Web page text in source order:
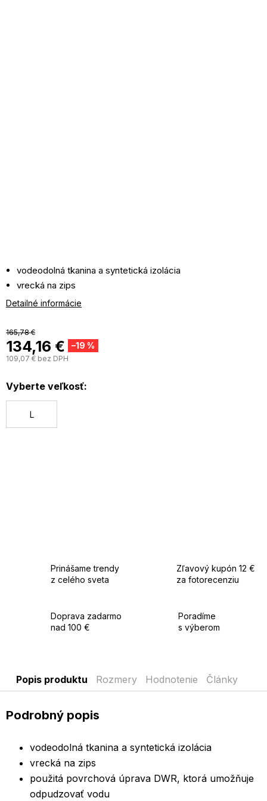
165,78 €
–19 %
134,16 €
109,07 € bez DPH
Vyberte veľkosť:
L
vodeodolná tkanina a syntetická izolácia
vrecká na zips
použitá povrchová úprava DWR, ktorá umožňuje
Izolácia Thermarator™
chránič brady
elastické manžety
Detailné informácie
Prinášame trendy
z celého sveta
Zľavový kupón 12 €
za fotorecenziu
Doprava zadarmo
nad 100 €
Poradíme
s výberom
Popis produktu Rozmery Hodnotenie Články
Podrobný popis
vodeodolná tkanina a syntetická izolácia
vrecká na zips
použitá povrchová úprava DWR, ktorá umožňuje
odpudzovať vodu